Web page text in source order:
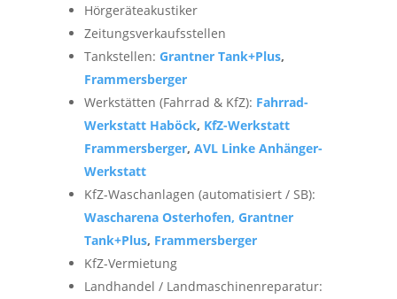
Hörgeräteakustiker
Zeitungsverkaufsstellen
Tankstellen: Grantner Tank+Plus,
Frammersberger
Werkstätten (Fahrrad & KfZ): Fahrrad-
Werkstatt Haböck, KfZ-Werkstatt
Frammersberger, AVL Linke Anhänger-
Werkstatt
KfZ-Waschanlagen (automatisiert / SB):
Wascharena Osterhofen, Grantner
Tank+Plus, Frammersberger
KfZ-Vermietung
Landhandel / Landmaschinenreparatur: